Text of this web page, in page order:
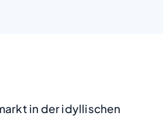
in der idyllischen